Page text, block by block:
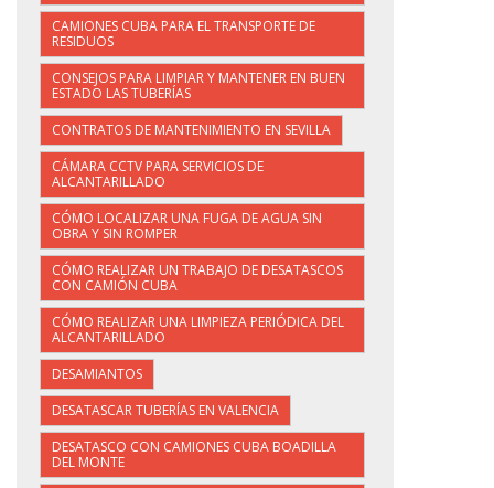
CAMIONES CUBA PARA EL TRANSPORTE DE
RESIDUOS
CONSEJOS PARA LIMPIAR Y MANTENER EN BUEN
ESTADO LAS TUBERÍAS
CONTRATOS DE MANTENIMIENTO EN SEVILLA
CÁMARA CCTV PARA SERVICIOS DE
ALCANTARILLADO
CÓMO LOCALIZAR UNA FUGA DE AGUA SIN
OBRA Y SIN ROMPER
CÓMO REALIZAR UN TRABAJO DE DESATASCOS
CON CAMIÓN CUBA
CÓMO REALIZAR UNA LIMPIEZA PERIÓDICA DEL
ALCANTARILLADO
DESAMIANTOS
DESATASCAR TUBERÍAS EN VALENCIA
DESATASCO CON CAMIONES CUBA BOADILLA
DEL MONTE